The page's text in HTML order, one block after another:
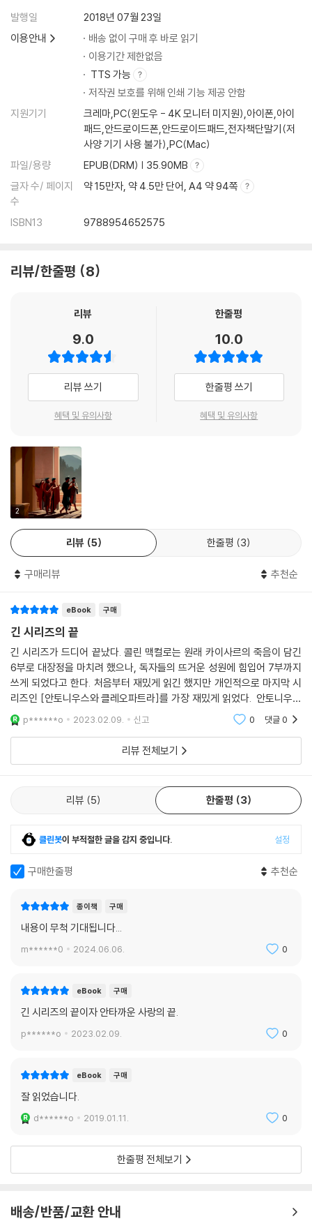
발행일
2018년 07월 23일
이용안내
배송 없이 구매 후 바로 읽기
이용기간 제한없음
TTS 가능
저작권 보호를 위해 인쇄 기능 제공 안함
지원기기
크레마,PC(윈도우 - 4K 모니터 미지원),아이폰,아이
패드,안드로이드폰,안드로이드패드,전자책단말기(저
사양 기기 사용 불가),PC(Mac)
파일/용량
EPUB(DRM) | 35.90MB
글자 수/ 페이지
수
약 15만자, 약 4.5만 단어, A4 약 94쪽
ISBN13 9788954652575
리뷰/한줄평 8
리뷰
9.0
리뷰 쓰기
혜택 및 유의사항
한줄평
10.0
한줄평 쓰기
혜택 및 유의사항
2
리뷰 5 한줄평 3
구매리뷰 추천순
eBook 구매
긴 시리즈의 끝
긴 시리즈가 드디어 끝났다. 콜린 맥컬로는 원래 카이사르의 죽음이 담긴
6부로 대장정을 마치려 했으나, 독자들의 뜨거운 성원에 힘입어 7부까지
쓰게 되었다고 한다. 처음부터 재밌게 읽긴 했지만 개인적으로 마지막 시
리즈인 [안토니우스와 클레오파트라]를 가장 재밌게 읽었다. 안토니우스
와 클레오파트라가 그렇게 서로를 사랑하고, (어느 정도 작가의 상상이 들
어 갔겠지만) 비극
p******o 2023.02.09. 신고 0 댓글0
리뷰 전체보기
리뷰 5 한줄평 3
클린봇이 부적절한 글을 감지 중입니다. 설정
구매한줄평 추천순
종이책 구매
내용이 무척 기대됩니다...
m******0 2024.06.06. 0
eBook 구매
긴 시리즈의 끝이자 안타까운 사랑의 끝.
p******o 2023.02.09. 0
eBook 구매
잘 읽었습니다.
d******o 2019.01.11. 0
한줄평 전체보기
배송/반품/교환 안내